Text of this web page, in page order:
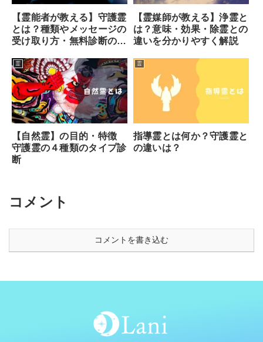
【霊能者が教える】守護霊
とは？種類やメッセージの
受け取り方・無料診断のや
【霊媒師が教える】浄霊と
は？意味・効果・除霊との
違いを分かりやすく解説
霊
【自然霊】の目的・特徴
守護霊の４種類のタイプ診
断
霊
指導霊とは何か？守護霊と
の違いは？
コメント
コメントを書き込む